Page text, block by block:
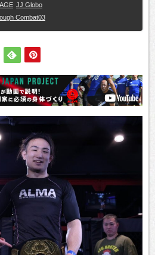
JJ Globo
Combat03